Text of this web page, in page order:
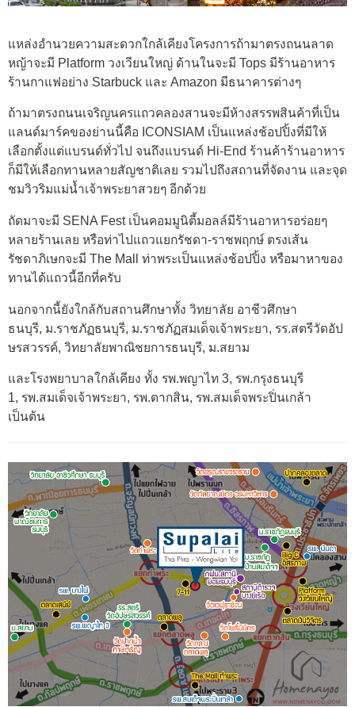
แหล่งอำนวยความสะดวกใกล้เคียงโครงการถ้ามาตรงถนนลาด
หญ้าจะมี Platform วงเวียนใหญ่ ด้านในจะมี Tops มีร้านอาหาร
ร้านกาแฟอย่าง Starbuck และ Amazon มีธนาคารต่างๆ
ถ้ามาตรงถนนเจริญนครแถวคลองสานจะมีห้างสรรพสินค้าที่เป็น
แลนด์มาร์คของย่านนี้คือ ICONSIAM เป็นแหล่งช้อปปิ้งที่มีให้
เลือกตั้งแต่แบรนด์ทั่วไป จนถึงแบรนด์ Hi-End ร้านค้าร้านอาหาร
ก็มีให้เลือกทานหลายสัญชาติเลย รวมไปถึงสถานที่จัดงาน และจุด
ชมวิวริมแม่น้ำเจ้าพระยาสวยๆ อีกด้วย
ถัดมาจะมี SENA Fest เป็นคอมมูนิตี้มอลล์มีร้านอาหารอร่อยๆ
หลายร้านเลย หรือท่าไปแถวแยกรัชดา-ราชพฤกษ์ ตรงเส้น
รัชดาภิเษกจะมี The Mall ท่าพระเป็นแหล่งช้อปปิ้ง หรือมาหาของ
ทานได้แถวนี้อีกที่ครับ
นอกจากนี้ยังใกล้กับสถานศึกษาทั้ง วิทยาลัย อาชีวศึกษา
ธนบุรี, ม.ราชภัฏธนบุรี, ม.ราชภัฏสมเด็จเจ้าพระยา, รร.สตรีวัดอัป
ษรสวรรค์, วิทยาลัยพาณิชยการธนบุรี, ม.สยาม
และโรงพยาบาลใกล้เคียง ทั้ง รพ.พญาไท 3, รพ.กรุงธนบุรี
1, รพ.สมเด็จเจ้าพระยา, รพ.ตากสิน, รพ.สมเด็จพระปิ่นเกล้า
เป็นต้น